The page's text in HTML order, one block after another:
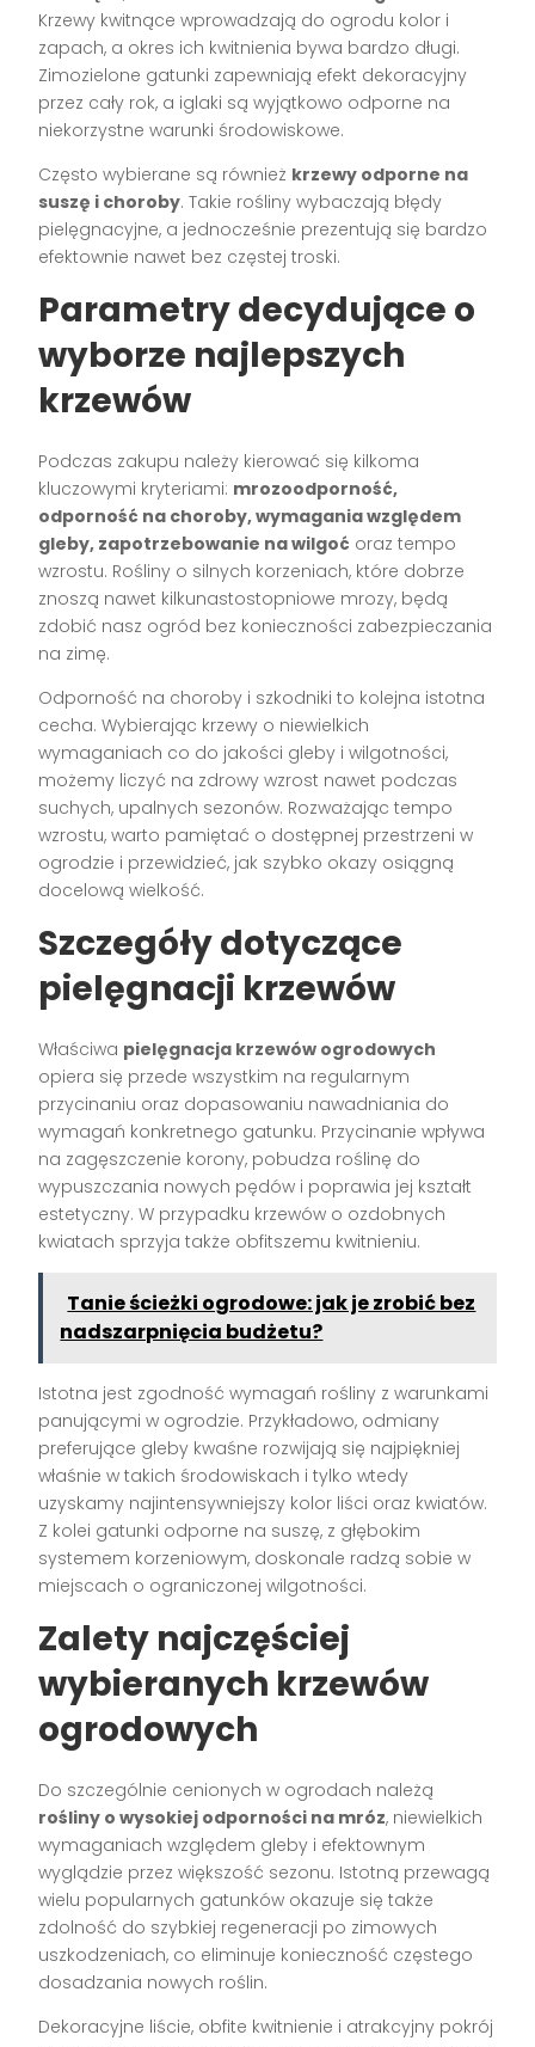
Krzewy kwitnące wprowadzają do ogrodu kolor i
zapach, a okres ich kwitnienia bywa bardzo długi.
Zimozielone gatunki zapewniają efekt dekoracyjny
przez cały rok, a iglaki są wyjątkowo odporne na
niekorzystne warunki środowiskowe.
Często wybierane są również krzewy odporne na
suszę i choroby. Takie rośliny wybaczają błędy
pielęgnacyjne, a jednocześnie prezentują się bardzo
efektownie nawet bez częstej troski.
Parametry decydujące o
wyborze najlepszych
krzewów
Podczas zakupu należy kierować się kilkoma
kluczowymi kryteriami: mrozoodporność,
odporność na choroby, wymagania względem
gleby, zapotrzebowanie na wilgoć oraz tempo
wzrostu. Rośliny o silnych korzeniach, które dobrze
znoszą nawet kilkunastostopniowe mrozy, będą
zdobić nasz ogród bez konieczności zabezpieczania
na zimę.
Odporność na choroby i szkodniki to kolejna istotna
cecha. Wybierając krzewy o niewielkich
wymaganiach co do jakości gleby i wilgotności,
możemy liczyć na zdrowy wzrost nawet podczas
suchych, upalnych sezonów. Rozważając tempo
wzrostu, warto pamiętać o dostępnej przestrzeni w
ogrodzie i przewidzieć, jak szybko okazy osiągną
docelową wielkość.
Szczegóły dotyczące
pielęgnacji krzewów
Właściwa pielęgnacja krzewów ogrodowych
opiera się przede wszystkim na regularnym
przycinaniu oraz dopasowaniu nawadniania do
wymagań konkretnego gatunku. Przycinanie wpływa
na zagęszczenie korony, pobudza roślinę do
wypuszczania nowych pędów i poprawia jej kształt
estetyczny. W przypadku krzewów o ozdobnych
kwiatach sprzyja także obfitszemu kwitnieniu.
Tanie ścieżki ogrodowe: jak je zrobić bez
nadszarpnięcia budżetu?
Istotna jest zgodność wymagań rośliny z warunkami
panującymi w ogrodzie. Przykładowo, odmiany
preferujące gleby kwaśne rozwijają się najpiękniej
właśnie w takich środowiskach i tylko wtedy
uzyskamy najintensywniejszy kolor liści oraz kwiatów.
Z kolei gatunki odporne na suszę, z głębokim
systemem korzeniowym, doskonale radzą sobie w
miejscach o ograniczonej wilgotności.
Zalety najczęściej
wybieranych krzewów
ogrodowych
Do szczególnie cenionych w ogrodach należą
rośliny o wysokiej odporności na mróz, niewielkich
wymaganiach względem gleby i efektownym
wyglądzie przez większość sezonu. Istotną przewagą
wielu popularnych gatunków okazuje się także
zdolność do szybkiej regeneracji po zimowych
uszkodzeniach, co eliminuje konieczność częstego
dosadzania nowych roślin.
Dekoracyjne liście, obfite kwitnienie i atrakcyjny pokrój